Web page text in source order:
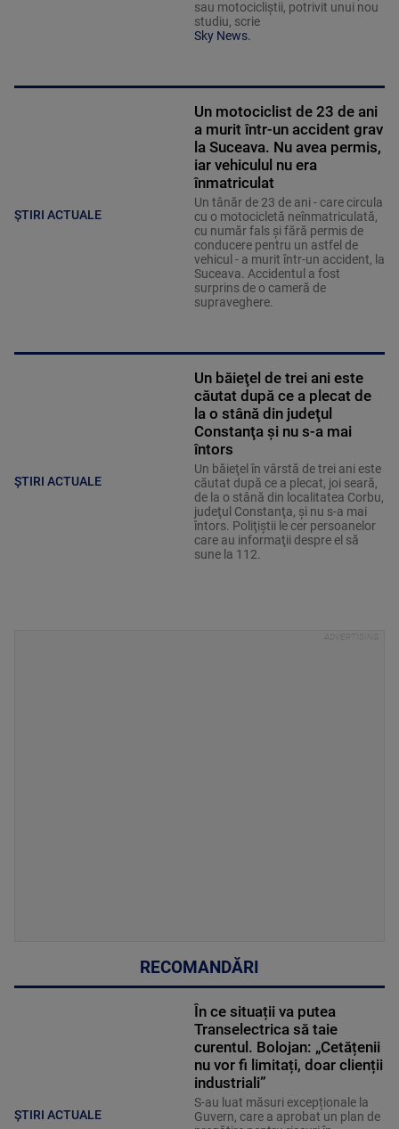
sau motocicliștii, potrivit unui nou
studiu, scrie
Sky News.
ȘTIRI ACTUALE
Un motociclist de 23 de ani
a murit într-un accident grav
la Suceava. Nu avea permis,
iar vehiculul nu era
înmatriculat
Un tânăr de 23 de ani - care circula
cu o motocicletă neînmatriculată,
cu număr fals și fără permis de
conducere pentru un astfel de
vehicul - a murit într-un accident, la
Suceava. Accidentul a fost
surprins de o cameră de
supraveghere.
ȘTIRI ACTUALE
Un băieţel de trei ani este
căutat după ce a plecat de
la o stână din judeţul
Constanţa şi nu s-a mai
întors
Un băieţel în vârstă de trei ani este
căutat după ce a plecat, joi seară,
de la o stână din localitatea Corbu,
judeţul Constanţa, şi nu s-a mai
întors. Poliţiştii le cer persoanelor
care au informaţii despre el să
sune la 112.
RECOMANDĂRI
ȘTIRI ACTUALE
În ce situații va putea
Transelectrica să taie
curentul. Bolojan: „Cetățenii
nu vor fi limitați, doar clienții
industriali”
S-au luat măsuri excepționale la
Guvern, care a aprobat un plan de